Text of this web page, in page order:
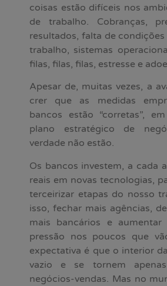
coisas estão difíceis nos
de trabalho. Cobranças,
resultados, falta de
trabalho, sistemas
filas, filas, filas, estresse e
Apesar de, muitas vezes, a
crer que as medidas
bancos estão “corretas”,
plano estratégico de
verdade não estão.
Os bancos investem, a cada
reais em novas tecnologias,
terceirizar etapas do nosso
isso, fechar mais agências,
mais bancários e
pressão nos poucos que
expectativa é que o interior
vazio e se tornem
negócios-vendas. Mas no